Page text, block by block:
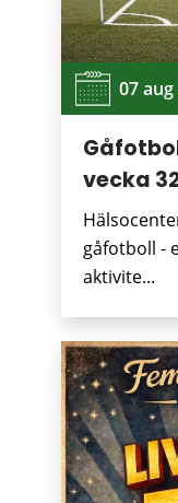
07 aug
vecka
gåfotboll -
aktivite...